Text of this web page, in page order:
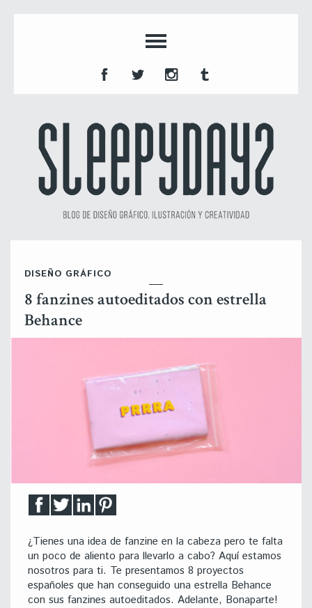
DISEÑO GRÁFICO
8 fanzines autoeditados con estrella
Behance
¿Tienes una idea de fanzine en la cabeza pero te falta
un poco de aliento para llevarlo a cabo? Aquí estamos
nosotros para ti. Te presentamos 8 proyectos
españoles que han conseguido una estrella Behance
con sus fanzines autoeditados. Adelante, Bonaparte!